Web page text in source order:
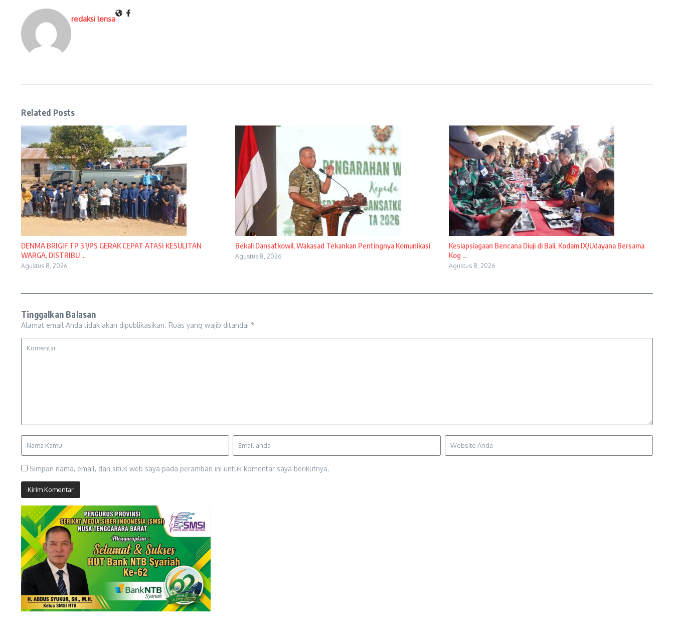
redaksi lensa
Related Posts
DENMA BRIGIF TP 31/PS GERAK CEPAT ATASI KESULITAN
WARGA, DISTRIBU ...
Agustus 8, 2026
Bekali Dansatkowil, Wakasad Tekankan Pentingnya Komunikasi
Agustus 8, 2026
Kesiapsiagaan Bencana Diuji di Bali, Kodam IX/Udayana Bersama
Kog ...
Agustus 8, 2026
Tinggalkan Balasan
Alamat email Anda tidak akan dipublikasikan. Ruas yang wajib ditandai *
Simpan nama, email, dan situs web saya pada peramban ini untuk komentar saya berikutnya.